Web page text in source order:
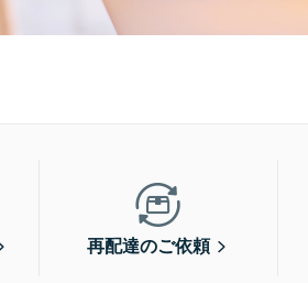
再配達のご依頼